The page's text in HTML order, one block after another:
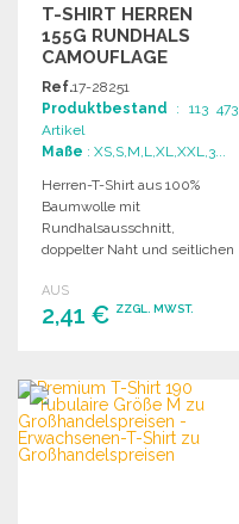
T-SHIRT HERREN
155G RUNDHALS
CAMOUFLAGE
Ref.17-28251
Produktbestand : 113 473
Artikel
Maße : XS,S,M,L,XL,XXL,3...
Herren-T-Shirt aus 100%
Baumwolle mit
Rundhalsausschnitt,
doppelter Naht und seitlichen
Design.
AUS
2,41 € ZZGL. MWST.
Angebot anfordern